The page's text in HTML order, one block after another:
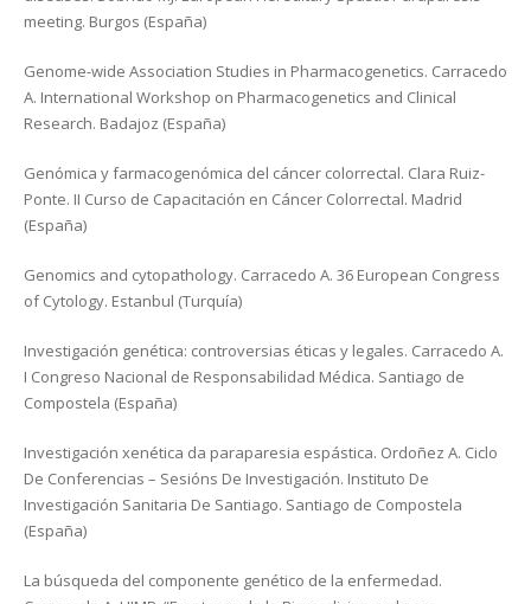
meeting. Burgos (España)
Genome-wide Association Studies in Pharmacogenetics. Carracedo
A. International Workshop on Pharmacogenetics and Clinical
Research. Badajoz (España)
Genómica y farmacogenómica del cáncer colorrectal. Clara Ruiz-
Ponte. II Curso de Capacitación en Cáncer Colorrectal. Madrid
(España)
Genomics and cytopathology. Carracedo A. 36 European Congress
of Cytology. Estanbul (Turquía)
Investigación genética: controversias éticas y legales. Carracedo A.
I Congreso Nacional de Responsabilidad Médica. Santiago de
Compostela (España)
Investigación xenética da paraparesia espástica. Ordoñez A. Ciclo
De Conferencias – Sesións De Investigación. Instituto De
Investigación Sanitaria De Santiago. Santiago de Compostela
(España)
La búsqueda del componente genético de la enfermedad.